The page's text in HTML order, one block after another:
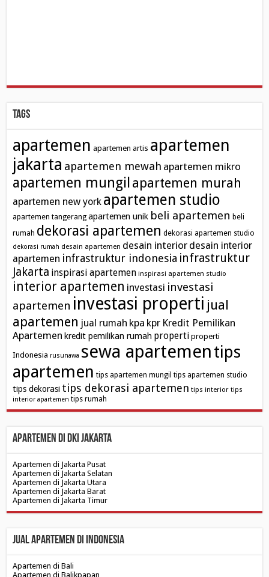
Tags
apartemen apartemen artis apartemen
jakarta apartemen mewah apartemen mikro
apartemen mungil apartemen murah
apartemen new york apartemen studio
apartemen tangerang apartemen unik beli apartemen beli
rumah dekorasi apartemen dekorasi apartemen studio
dekorasi rumah desain apartemen desain interior desain interior
apartemen infrastruktur indonesia infrastruktur
Jakarta inspirasi apartemen inspirasi apartemen studio
interior apartemen investasi investasi
apartemen investasi properti jual
apartemen jual rumah kpa kpr Kredit Pemilikan
Apartemen kredit pemilikan rumah properti properti
Indonesia rusunawa sewa apartementips
apartemen tips apartemen mungil tips apartemen studio
tips dekorasi tips dekorasi apartemen tips interior tips
interior apartemen tips rumah
Apartemen di DKI Jakarta
Apartemen di Jakarta Pusat
Apartemen di Jakarta Selatan
Apartemen di Jakarta Utara
Apartemen di Jakarta Barat
Apartemen di Jakarta Timur
Jual Apartemen di Indonesia
Apartemen di Bali
Apartemen di Balikpapan